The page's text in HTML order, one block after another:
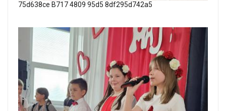
75d638ce B717 4809 95d5 8df295d742a5